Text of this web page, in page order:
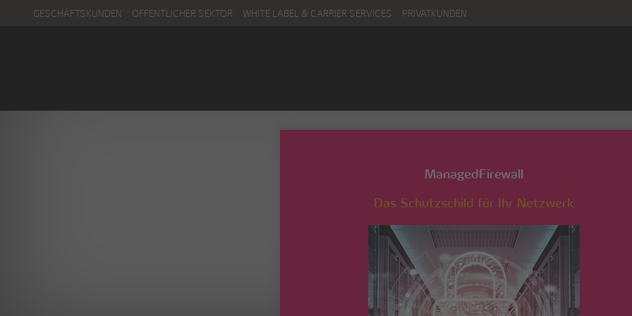
GESCHÄFTSKUNDEN ÖFFENTLICHER SEKTOR WHITE LABEL & CARRIER SERVICES PRIVATKUNDEN
ManagedFirewall
Das Schutzschild für Ihr Netzwerk